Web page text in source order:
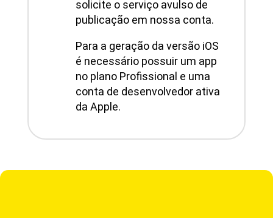
solicite o serviço avulso de
publicação em nossa conta.
Para a geração da versão iOS
é necessário possuir um app
no plano Profissional e uma
conta de desenvolvedor ativa
da Apple.